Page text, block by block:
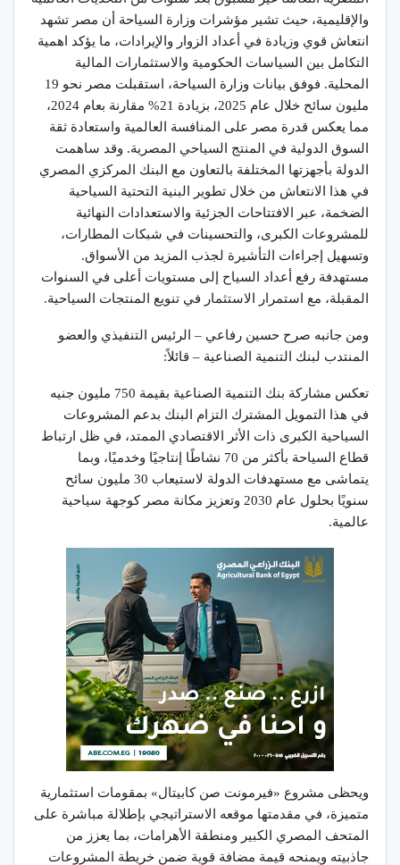
والإقليمية، حيث تشير مؤشرات وزارة السياحة أن مصر تشهد
انتعاش قوي وزيادة في أعداد الزوار والإيرادات، ما يؤكد اهمية
التكامل بين السياسات الحكومية والاستثمارات المالية
المحلية. فوفق بيانات وزارة السياحة، استقبلت مصر نحو 19
مليون سائح خلال عام 2025، بزيادة 21% مقارنة بعام 2024،
مما يعكس قدرة مصر على المنافسة العالمية واستعادة ثقة
السوق الدولية في المنتج السياحي المصرية. وقد ساهمت
الدولة بأجهزتها المختلفة بالتعاون مع البنك المركزي المصري
في هذا الانتعاش من خلال تطوير البنية التحتية السياحية
الضخمة، عبر الافتتاحات الجزئية والاستعدادات النهائية
للمشروعات الكبرى، والتحسينات في شبكات المطارات،
وتسهيل إجراءات التأشيرة لجذب المزيد من الأسواق.
مستهدفة رفع أعداد السياح إلى مستويات أعلى في السنوات
المقبلة، مع استمرار الاستثمار في تنويع المنتجات السياحية.
ومن جانبه صرح حسين رفاعي – الرئيس التنفيذي والعضو
المنتدب لبنك التنمية الصناعية – قائلاً:
تعكس مشاركة بنك التنمية الصناعية بقيمة 750 مليون جنيه
في هذا التمويل المشترك التزام البنك بدعم المشروعات
السياحية الكبرى ذات الأثر الاقتصادي الممتد، في ظل ارتباط
قطاع السياحة بأكثر من 70 نشاطًا إنتاجيًا وخدميًا، وبما
يتماشى مع مستهدفات الدولة لاستيعاب 30 مليون سائح
سنويًا بحلول عام 2030 وتعزيز مكانة مصر كوجهة سياحية
عالمية.
ويحظى مشروع «فيرمونت صن كابيتال» بمقومات استثمارية
متميزة، في مقدمتها موقعه الاستراتيجي بإطلالة مباشرة على
المتحف المصري الكبير ومنطقة الأهرامات، بما يعزز من
جاذبيته ويمنحه قيمة مضافة قوية ضمن خريطة المشروعات